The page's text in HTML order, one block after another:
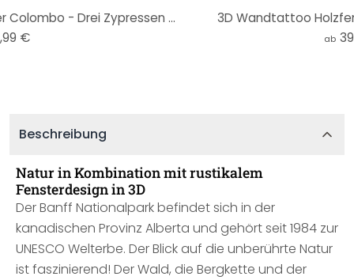
3D Wandtattoo Doppelfenster Colombo - Drei Zypressen am Weg
€
3D Wandtattoo
ab
Beschreibung
Natur in Kombination mit rustikalem
Fensterdesign in 3D
Der Banff Nationalpark befindet sich in der
kanadischen Provinz Alberta und gehört seit 1984 zur
UNESCO Welterbe. Der Blick auf die unberührte Natur
ist faszinierend! Der Wald, die Bergkette und der